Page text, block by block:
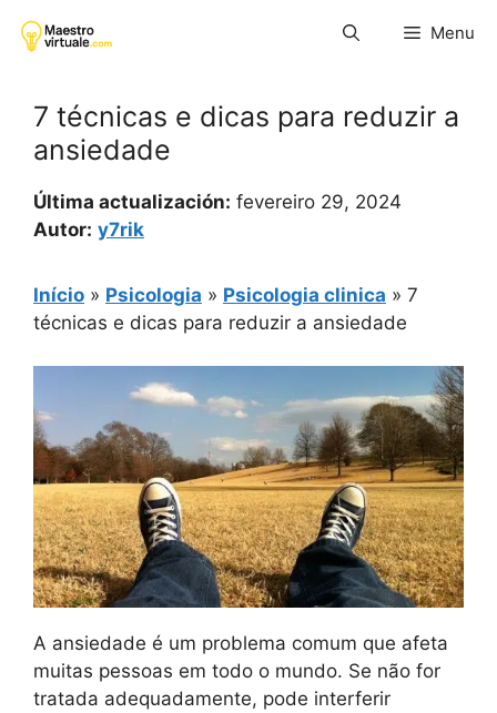
para
Menu
7 técnicas e dicas para reduzir a
ansiedade
Última actualización: fevereiro 29, 2024
Autor: y7rik
Início » Psicologia » Psicologia clinica » 7
técnicas e dicas para reduzir a ansiedade
A ansiedade é um problema comum que afeta
muitas pessoas em todo o mundo. Se não for
tratada adequadamente, pode interferir